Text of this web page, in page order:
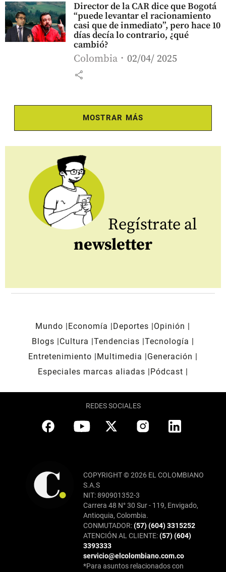
Director de la CAR dice que Bogotá
“puede levantar el racionamiento
casi que de inmediato”, pero hace 10
días decía lo contrario, ¿qué
cambió?
Colombia 02/04/ 2025
share
MOSTRAR MÁS
Regístrate al
newsletter
Mundo Economía Deportes
Opinión
Blogs
Cultura Tendencias Tecnología
Entretenimiento
Multimedia
Generación
Especiales marcas aliadas
Pódcast
REDES SOCIALES
COPYRIGHT © 2026 EL COLOMBIANO
S.A.S
NIT: 890901352-3
Carrera 48 N° 30 Sur - 119, Envigado,
Antioquia, Colombia.
CONMUTADOR:(57) (604) 3315252
ATENCIÓN AL CLIENTE:(57) (604)
3393333
servicio@elcolombiano.com.co
*Para asuntos relacionados con